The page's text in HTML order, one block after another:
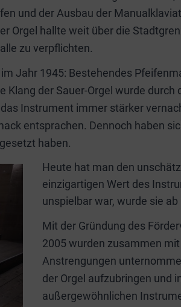
und der Ausbau der
Orgel hallte weit über die
zu verpflichten.
Jahr 1945: Bestehendes
der Sauer-Orgel wurde durch
Instrument immer stärker
entsprachen. Dennoch haben
haben.
Heute hat man den
einzigartigen Wert des
unspielbar war, wurde sie
Mit der Gründung des
2005 wurden zusammen
Anstrengungen
der Orgel aufzubringen und
außergewöhnlichen